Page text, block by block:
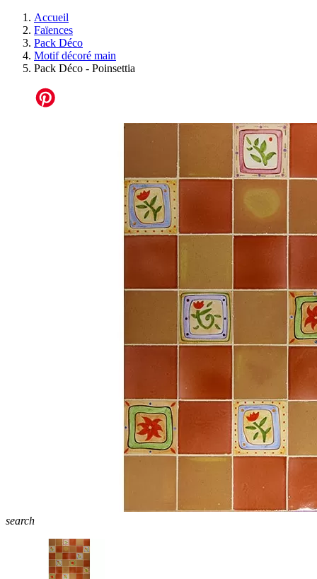
Accueil
Faïences
Pack Déco
Motif décoré main
Pack Déco - Poinsettia
search